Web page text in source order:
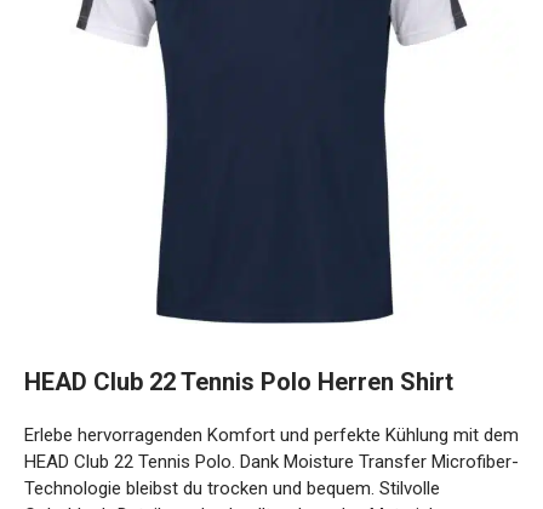
dem HEAD Club 22 Tennis Polo. Dank Moisture Transfer
Microfiber-Technologie bleibst du trocken und bequem.
Stilvolle Colorblock-Details und schnelltrocknendes Material